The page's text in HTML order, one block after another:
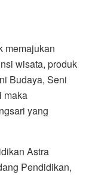
memajukan
wisata, produk
Budaya, Seni
maka
yang
Astra
Pendidikan,